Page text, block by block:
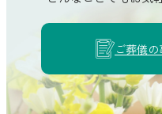
ご葬儀